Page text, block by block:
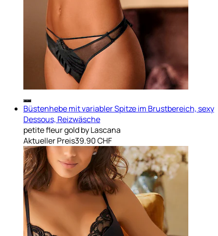
Büstenhebe mit variabler Spitze im Brustbereich, sexy
Dessous, Reizwäsche
petite fleur gold by Lascana
Aktueller Preis39.90 CHF